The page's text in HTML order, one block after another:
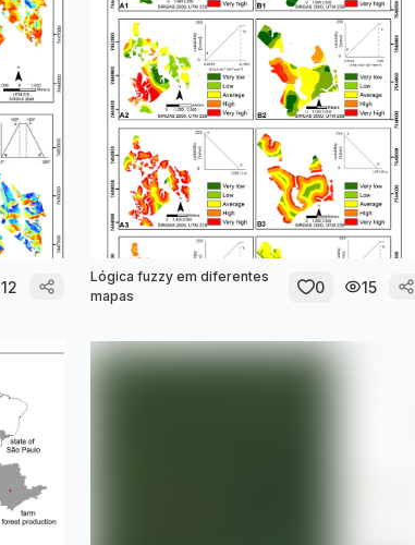
12
Lógica fuzzy em diferentes
mapas
0 15